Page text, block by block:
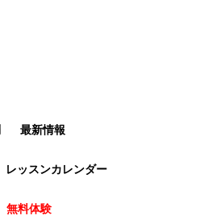
最新情報
レッスンカレンダー
無料体験